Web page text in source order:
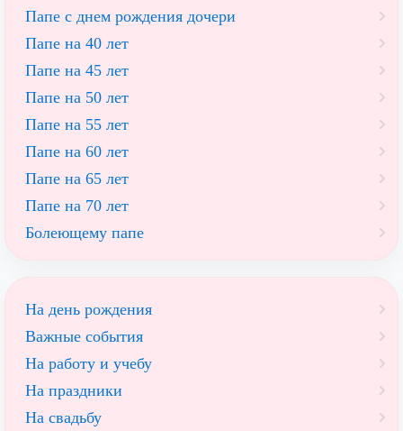
Папе с днем рождения дочери
Папе на 40 лет
Папе на 45 лет
Папе на 50 лет
Папе на 55 лет
Папе на 60 лет
Папе на 65 лет
Папе на 70 лет
Болеющему папе
На день рождения
Важные события
На работу и учебу
На праздники
На свадьбу